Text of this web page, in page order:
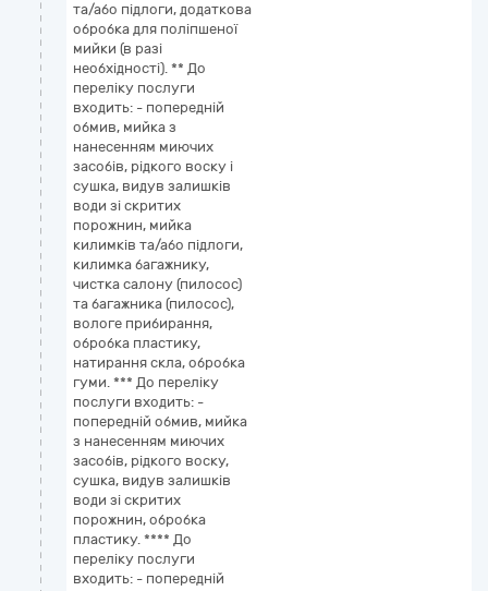
та/або підлоги, додаткова
обробка для поліпшеної
мийки (в разі
необхідності). ** До
переліку послуги
входить: - попередній
обмив, мийка з
нанесенням миючих
засобів, рідкого воску і
сушка, видув залишків
води зі скритих
порожнин, мийка
килимків та/або підлоги,
килимка багажнику,
чистка салону (пилосос)
та багажника (пилосос),
вологе прибирання,
обробка пластику,
натирання скла, обробка
гуми. *** До переліку
послуги входить: -
попередній обмив, мийка
з нанесенням миючих
засобів, рідкого воску,
сушка, видув залишків
води зі скритих
порожнин, обробка
пластику. **** До
переліку послуги
входить: - попередній